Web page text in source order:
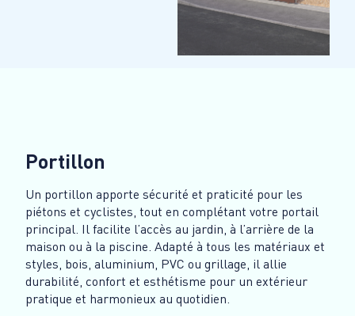
Portillon
Un portillon apporte sécurité et praticité pour les
piétons et cyclistes, tout en complétant votre portail
principal. Il facilite l’accès au jardin, à l’arrière de la
maison ou à la piscine. Adapté à tous les matériaux et
styles, bois, aluminium, PVC ou grillage, il allie
durabilité, confort et esthétisme pour un extérieur
pratique et harmonieux au quotidien.